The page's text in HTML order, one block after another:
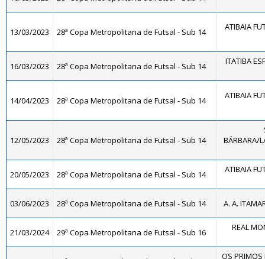
13/03/2023 28ª Copa Metropolitana de Futsal - Sub 14 ATIBAIA
16/03/2023 28ª Copa Metropolitana de Futsal - Sub 14 ITATIBA
14/04/2023 28ª Copa Metropolitana de Futsal - Sub 14 ATIBAIA
12/05/2023 28ª Copa Metropolitana de Futsal - Sub 14
BÁRBARA/
20/05/2023 28ª Copa Metropolitana de Futsal - Sub 14 ATIBAIA
03/06/2023 28ª Copa Metropolitana de Futsal - Sub 14 A. A.
21/03/2024 29ª Copa Metropolitana de Futsal - Sub 16 REAL
OS PRIMOS